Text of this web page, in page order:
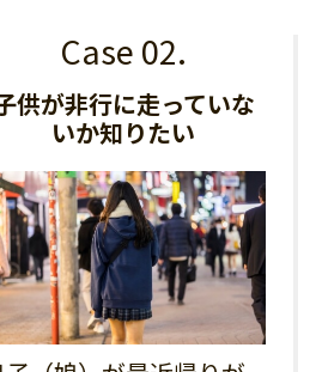
供が非行に走っていな
いか知りたい